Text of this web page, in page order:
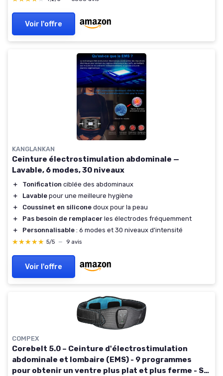
Voir l'offre
KANGLANKAN
Ceinture électrostimulation abdominale —
Lavable, 6 modes, 30 niveaux
＋ Tonification ciblée des abdominaux
＋
Lavable pour une meilleure hygiène
＋
Coussinet en silicone doux pour la peau
＋
Pas besoin de remplacer les électrodes fréquemment
＋
Personnalisable : 6 modes et 30 niveaux d'intensité
★★★★★
★★★★★ 5/5 — 9 avis
Voir l'offre
COMPEX
Corebelt 5.0 – Ceinture d'électrostimulation
abdominale et lombaire (EMS) - 9 programmes
pour obtenir un ventre plus plat et plus ferme - S-